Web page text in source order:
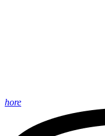
hore